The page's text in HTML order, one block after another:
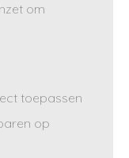
om
toepassen
op